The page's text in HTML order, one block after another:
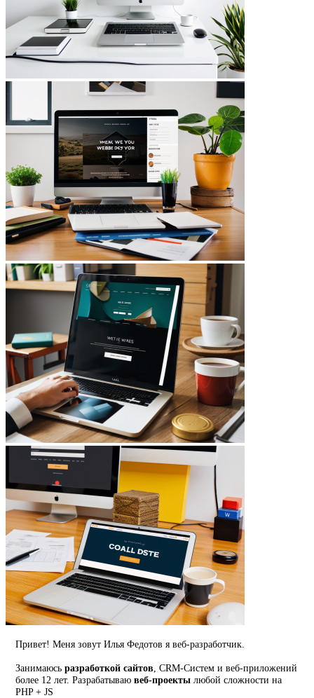
Привет! Меня зовут Илья Федотов я веб-разработчик.
Занимаюсьразработкой сайтов , CRM-Систем и веб-приложений
более 12 лет. Разрабатываювеб-проекты любой сложности на
PHP + JS